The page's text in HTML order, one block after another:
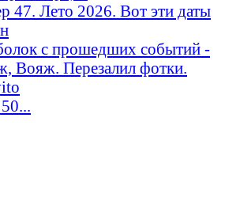
47. Лето 2026. Вот эти даты
с прошедших событий -
Вояж. Перезалил фотки.